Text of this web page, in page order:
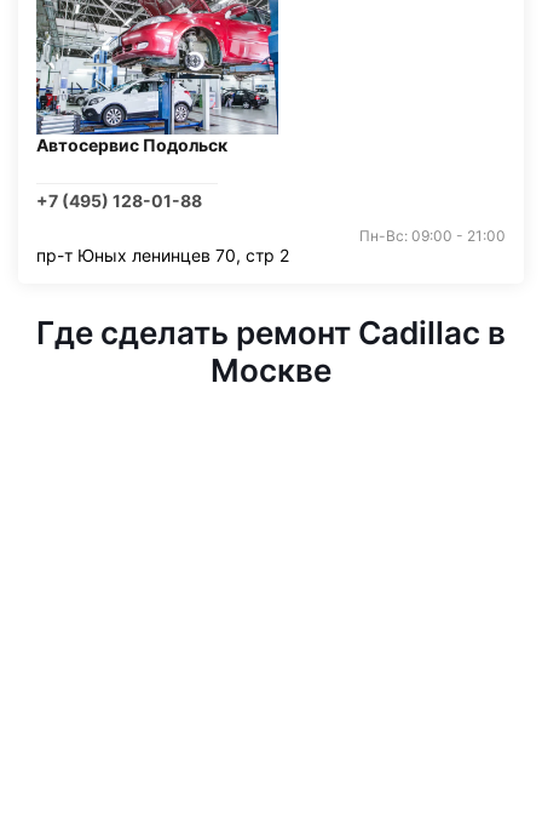
Автосервис Подольск
+7 (495) 128-01-88
Пн-Вс: 09:00 - 21:00
пр-т Юных ленинцев 70, стр 2
Где сделать ремонт Cadillac в
Москве